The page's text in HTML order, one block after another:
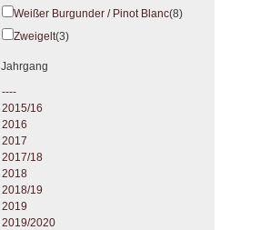
Weißer Burgunder / Pinot Blanc(8)
Zweigelt(3)
Jahrgang
----
2015/16
2016
2017
2017/18
2018
2018/19
2019
2019/2020